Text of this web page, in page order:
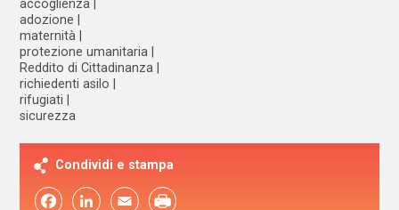
accoglienza
adozione
maternità
protezione umanitaria
Reddito di Cittadinanza
richiedenti asilo
rifugiati
sicurezza
Condividi e stampa
FacebookLinkedIn Email